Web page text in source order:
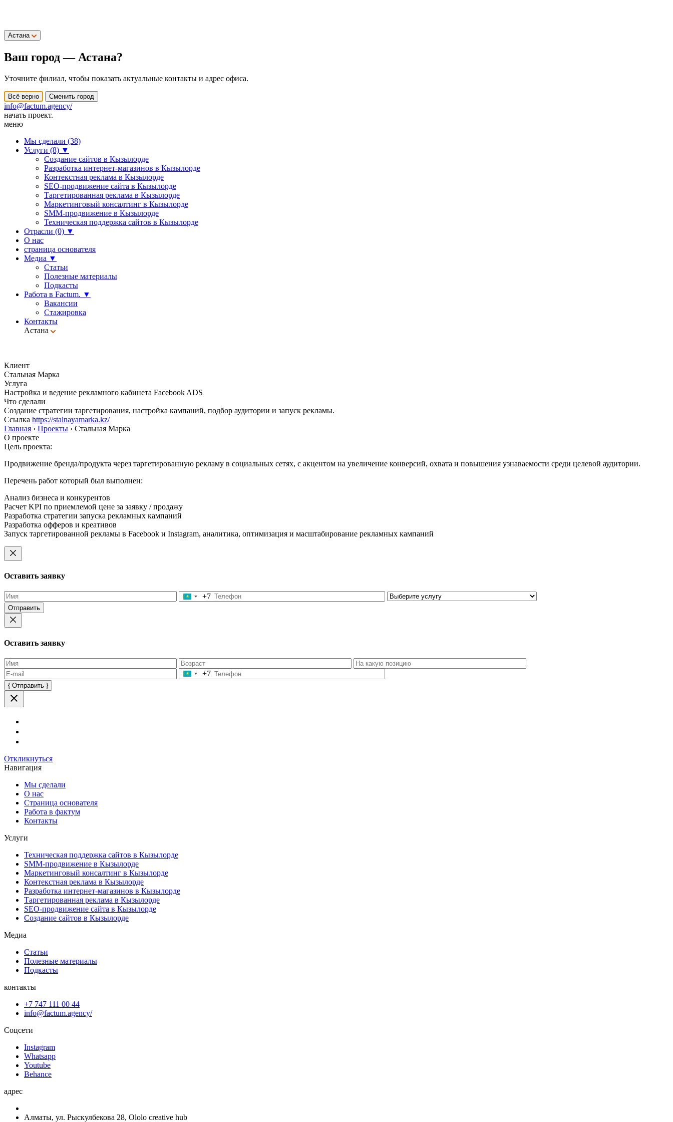
Астана
Ваш город — Астана?
Уточните филиал, чтобы показать актуальные контакты и адрес офиса.
Всё верно Сменить город
info@factum.agency/
начать проект.
меню
Мы сделали (38)
Услуги (8) ▼
Создание сайтов в Кызылорде
Разработка интернет-магазинов в Кызылорде
Контекстная реклама в Кызылорде
SEO-продвижение сайта в Кызылорде
Таргетированная реклама в Кызылорде
Маркетинговый консалтинг в Кызылорде
SMM-продвижение в Кызылорде
Техническая поддержка сайтов в Кызылорде
Отрасли (0) ▼
О нас
страница основателя
Медиа ▼
Статьи
Полезные материалы
Подкасты
Работа в Factum. ▼
Вакансии
Стажировка
Контакты
Астана
Клиент
Стальная Марка
Услуга
Настройка и ведение рекламного кабинета Facebook ADS
Что сделали
Создание стратегии таргетирования, настройка кампаний, подбор аудитории и запуск рекламы.
Ссылка https://stalnayamarka.kz/
Главная › Проекты › Стальная Марка
О проекте
Цель проекта:
Продвижение бренда/продукта через таргетированную рекламу в социальных сетях, с акцентом на увеличение конверсий, охвата и повышения узнаваемости среди целевой аудитории.
Перечень работ который был выполнен:
Анализ бизнеса и конкурентов
Расчет KPI по приемлемой цене за заявку / продажу
Разработка стратегии запуска рекламных кампаний
Разработка офферов и креативов
Запуск таргетированной рекламы в Facebook и Instagram, аналитика, оптимизация и масштабирование рекламных кампаний
Оставить заявку
+7
Оставьте
это
поле
Оставить заявку
+7
Оставьте
это
поле
Откликнуться
Навигация
Мы сделали
О нас
Страница основателя
Работа в фактум
Контакты
Услуги
Техническая поддержка сайтов в Кызылорде
SMM-продвижение в Кызылорде
Маркетинговый консалтинг в Кызылорде
Контекстная реклама в Кызылорде
Разработка интернет-магазинов в Кызылорде
Таргетированная реклама в Кызылорде
SEO-продвижение сайта в Кызылорде
Создание сайтов в Кызылорде
Медиа
Статьи
Полезные материалы
Подкасты
контакты
+7 747 111 00 44
info@factum.agency/
Соцсети
Instagram
Whatsapp
Youtube
Behance
адрес
Алматы, ул. Рыскулбекова 28, Ololo creative hub